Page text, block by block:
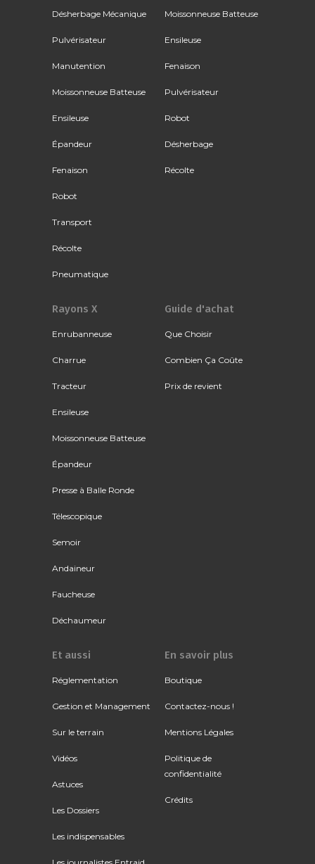
Désherbage Mécanique
Pulvérisateur
Manutention
Moissonneuse Batteuse
Ensileuse
Épandeur
Fenaison
Robot
Transport
Récolte
Pneumatique
Moissonneuse Batteuse
Ensileuse
Fenaison
Pulvérisateur
Robot
Désherbage
Récolte
Rayons X
Enrubanneuse
Charrue
Tracteur
Ensileuse
Moissonneuse Batteuse
Épandeur
Presse à Balle Ronde
Télescopique
Semoir
Andaineur
Faucheuse
Déchaumeur
Guide d'achat
Que Choisir
Combien Ça Coûte
Prix de revient
Et aussi
Réglementation
Gestion et Management
Sur le terrain
Vidéos
Astuces
Les Dossiers
Les indispensables
En savoir plus
Boutique
Contactez-nous !
Mentions Légales
Politique de
confidentialité
Crédits